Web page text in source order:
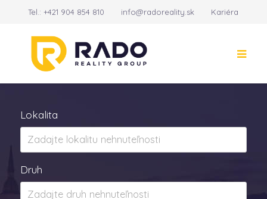
Tel.:+421 904 854 810 info@radoreality.sk Kariéra
Lokalita
Druh